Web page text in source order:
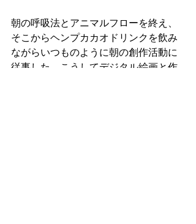
朝の呼吸法とアニマルフローを終え、
そこからヘンプカカオドリンクを飲み
ながらいつものように朝の創作活動に
従事した。こうしてデジタル絵画と作